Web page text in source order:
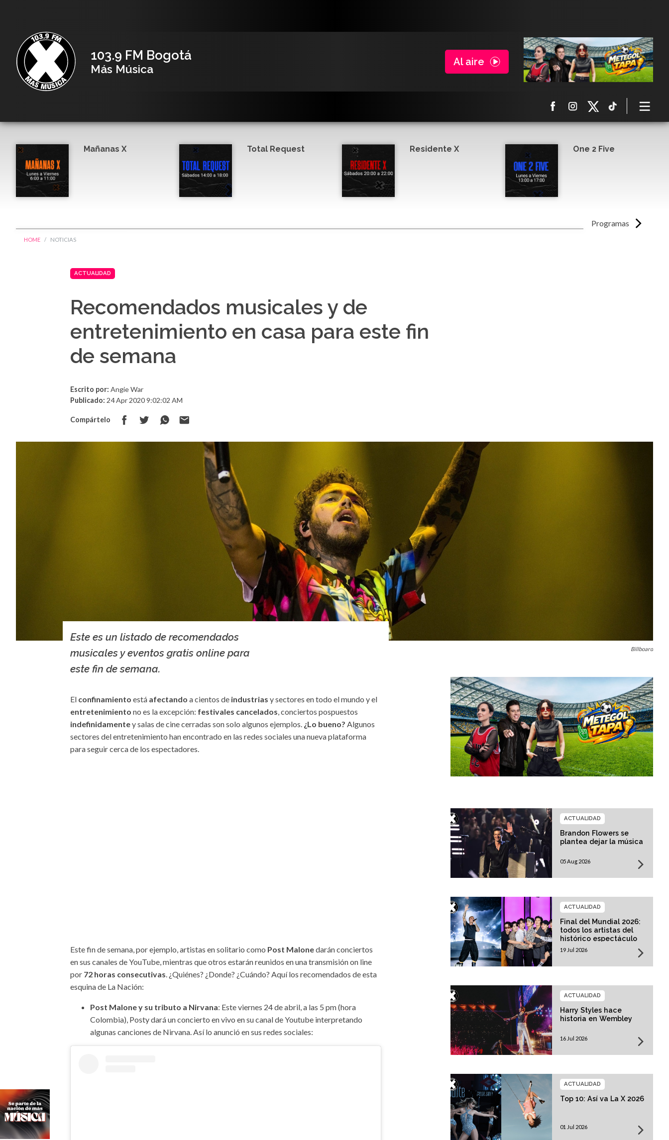
103.9 FM Bogotá
Más Música
Al aire
Programas
Mañanas X Total Request Residente X One 2 Five
HOME NOTICIAS
ACTUALIDAD
Recomendados musicales y de
entretenimiento en casa para este fin
de semana
Escrito por: Angie War
Publicado: 24 Apr 2020 9:02:02 AM
Compártelo
Billboard
Este es un listado de recomendados
musicales y eventos gratis online para
este fin de semana.
El confinamiento está afectando a cientos de industrias y sectores en todo el mundo y el
entretenimientono es la excepción: festivales cancelados, conciertos pospuestos
indefinidamentey salas de cine cerradas son solo algunos ejemplos. ¿Lo bueno?Algunos
sectores del entretenimiento han encontrado en las redes sociales una nueva plataforma
para seguir cerca de los espectadores.
Este fin de semana, por ejemplo, artistas en solitario como Post Malonedarán conciertos
en sus canales de YouTube, mientras que otros estarán reunidos en una transmisión on line
por 72 horas consecutivas. ¿Quiénes? ¿Donde? ¿Cuándo? Aquí los recomendados de esta
esquina de La Nación:
Post Malone y su tributo a Nirvana: Este viernes 24 de abril, a las 5 pm (hora
Colombia), Posty dará un concierto en vivo en su canal de Youtube interpretando
algunas canciones de Nirvana. Así lo anunció en sus redes sociales:
Brandon Flowers se
plantea dejar la música
ACTUALIDAD
05 Aug 2026
Final del Mundial 2026:
todos los artistas del
histórico espectáculo
ACTUALIDAD
19 Jul 2026
Harry Styles hace
historia en Wembley
ACTUALIDAD
16 Jul 2026
Top 10: Así va La X 2026
ACTUALIDAD
01 Jul 2026